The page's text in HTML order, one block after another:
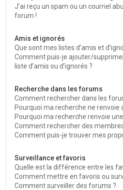
J’ai reçu un spam ou un courriel
forum !
Amis et ignorés
Que sont mes listes d’amis et
Comment puis-je ajouter/
liste d’amis ou d’ignorés ?
Recherche dans les forums
Comment rechercher dans les
Pourquoi ma recherche ne renvoie
Pourquoi ma recherche renvoie
Comment rechercher des
Comment puis-je trouver mes
Surveillance et favoris
Quelle est la différence entre les
Comment mettre en favoris ou
Comment surveiller des forums ?